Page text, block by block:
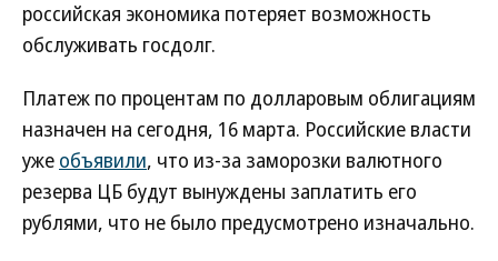
российская экономика потеряет возможность
обслуживать госдолг.
Платеж по процентам по долларовым облигациям
назначен на сегодня, 16 марта. Российские власти
уже объявили, что из-за заморозки валютного
резерва ЦБ будут вынуждены заплатить его
рублями, что не было предусмотрено изначально.